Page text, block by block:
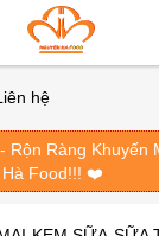
hệ
Ràng Khuyến
Hà Food!!! ❤️